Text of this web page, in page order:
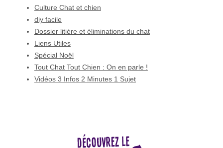
Culture Chat et chien
diy facile
Dossier litière et éliminations du chat
Liens Utiles
Spécial Noël
Tout Chat Tout Chien : On en parle !
Vidéos 3 Infos 2 Minutes 1 Sujet